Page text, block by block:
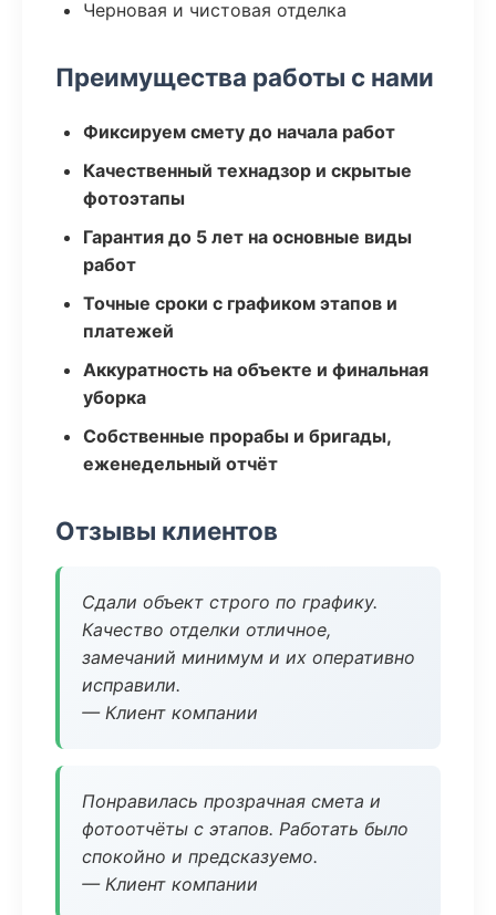
Черновая и чистовая отделка
Преимущества работы с нами
Фиксируем смету до начала работ
Качественный технадзор и скрытые
фотоэтапы
Гарантия до 5 лет на основные виды
работ
Точные сроки с графиком этапов и
платежей
Аккуратность на объекте и финальная
уборка
Собственные прорабы и бригады,
еженедельный отчёт
Отзывы клиентов
Сдали объект строго по графику.
Качество отделки отличное,
замечаний минимум и их оперативно
исправили.
— Клиент компании
Понравилась прозрачная смета и
фотоотчёты с этапов. Работать было
спокойно и предсказуемо.
— Клиент компании